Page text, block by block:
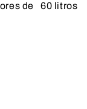
de
60 litros